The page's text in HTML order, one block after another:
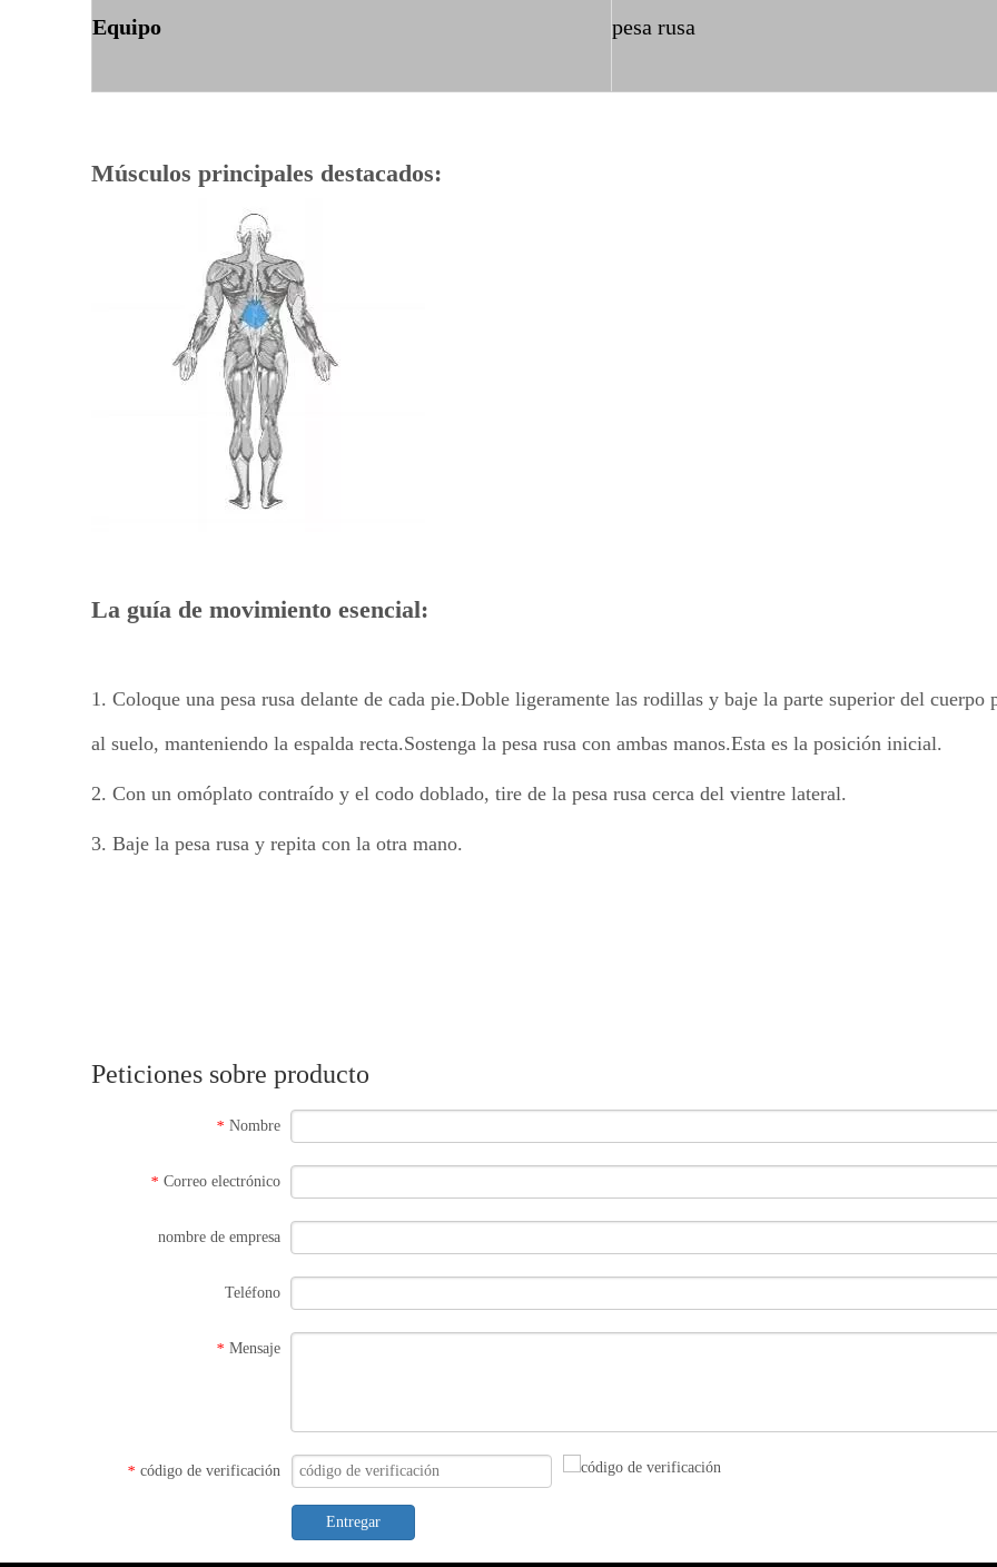
Equipo pesa rusa
Músculos principales destacados:
La guía de movimiento esencial:
1. Coloque una pesa rusa delante de cada pie.Doble ligeramente las rodillas y baje la parte superior del cuerpo
al suelo, manteniendo la espalda recta.Sostenga la pesa rusa con ambas manos.Esta es la posición inicial.
2. Con un omóplato contraído y el codo doblado, tire de la pesa rusa cerca del vientre lateral.
3. Baje la pesa rusa y repita con la otra mano.
Peticiones sobre producto
* Nombre
* Correo electrónico
nombre de empresa
Teléfono
* Mensaje
* código de verificación
Entregar